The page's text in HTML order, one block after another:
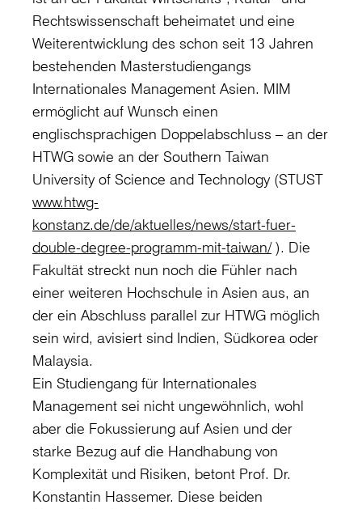
Rechtswissenschaft beheimatet und eine
Weiterentwicklung des schon seit 13 Jahren
bestehenden Masterstudiengangs
Internationales Management Asien. MIM
ermöglicht auf Wunsch einen
englischsprachigen Doppelabschluss – an der
HTWG sowie an der Southern Taiwan
University of Science and Technology (STUST
www.htwg-
konstanz.de/de/aktuelles/news/start-fuer-
double-degree-programm-mit-taiwan/). Die
Fakultät streckt nun noch die Fühler nach
einer weiteren Hochschule in Asien aus, an
der ein Abschluss parallel zur HTWG möglich
sein wird, avisiert sind Indien, Südkorea oder
Malaysia.
Ein Studiengang für Internationales
Management sei nicht ungewöhnlich, wohl
aber die Fokussierung auf Asien und der
starke Bezug auf die Handhabung von
Komplexität und Risiken, betont Prof. Dr.
Konstantin Hassemer. Diese beiden